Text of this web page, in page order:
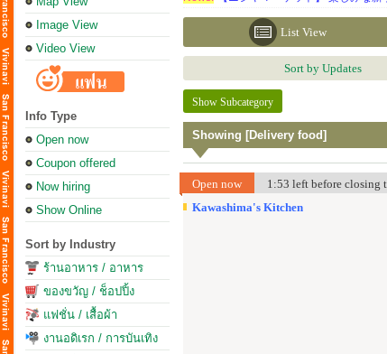
Image View
Video View
Info Type
Open now
Coupon offered
Now hiring
Show Online
Sort by Industry
ร้านอาหาร / อาหาร
ของขวัญ / ช็อปปิ้ง
แฟชั่น / เสื้อผ้า
งานอดิเรก / การบันเทิง
List View
Sort by Updates
Show Subcategory
Showing [Delivery food]
Open now
1:53 left before closing
Kawashima's Kitchen